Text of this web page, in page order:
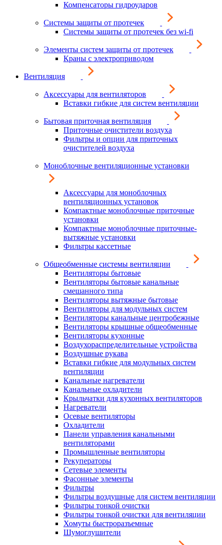
Компенсаторы гидроударов
Системы защиты от протечек
Системы защиты от протечек без wi-fi
Элементы систем защиты от протечек
Краны с электроприводом
Вентиляция
Аксессуары для вентиляторов
Вставки гибкие для систем вентиляции
Бытовая приточная вентиляция
Приточные очистители воздуха
Фильтры и опции для приточных
очистителей воздуха
Моноблочные вентиляционные установки
Аксессуары для моноблочных
вентиляционных установок
Компактные моноблочные приточные
установки
Компактные моноблочные приточные-
вытяжные установки
Фильтры кассетные
Общеобменные системы вентиляции
Вентиляторы бытовые
Вентиляторы бытовые канальные
смешанного типа
Вентиляторы вытяжные бытовые
Вентиляторы для модульных систем
Вентиляторы канальные центробежные
Вентиляторы крышные общеобменные
Вентиляторы кухонные
Воздухораспределительные устройства
Воздушные рукава
Вставки гибкие для модульных систем
вентиляции
Канальные нагреватели
Канальные охладители
Крыльчатки для кухонных вентиляторов
Нагреватели
Осевые вентиляторы
Охладители
Панели управления канальными
вентиляторами
Промышленные вентиляторы
Рекуператоры
Сетевые элементы
Фасонные элементы
Фильтры
Фильтры воздушные для систем вентиляции
Фильтры тонкой очистки
Фильтры тонкой очистки для вентиляции
Хомуты быстроразъемные
Шумоглушители